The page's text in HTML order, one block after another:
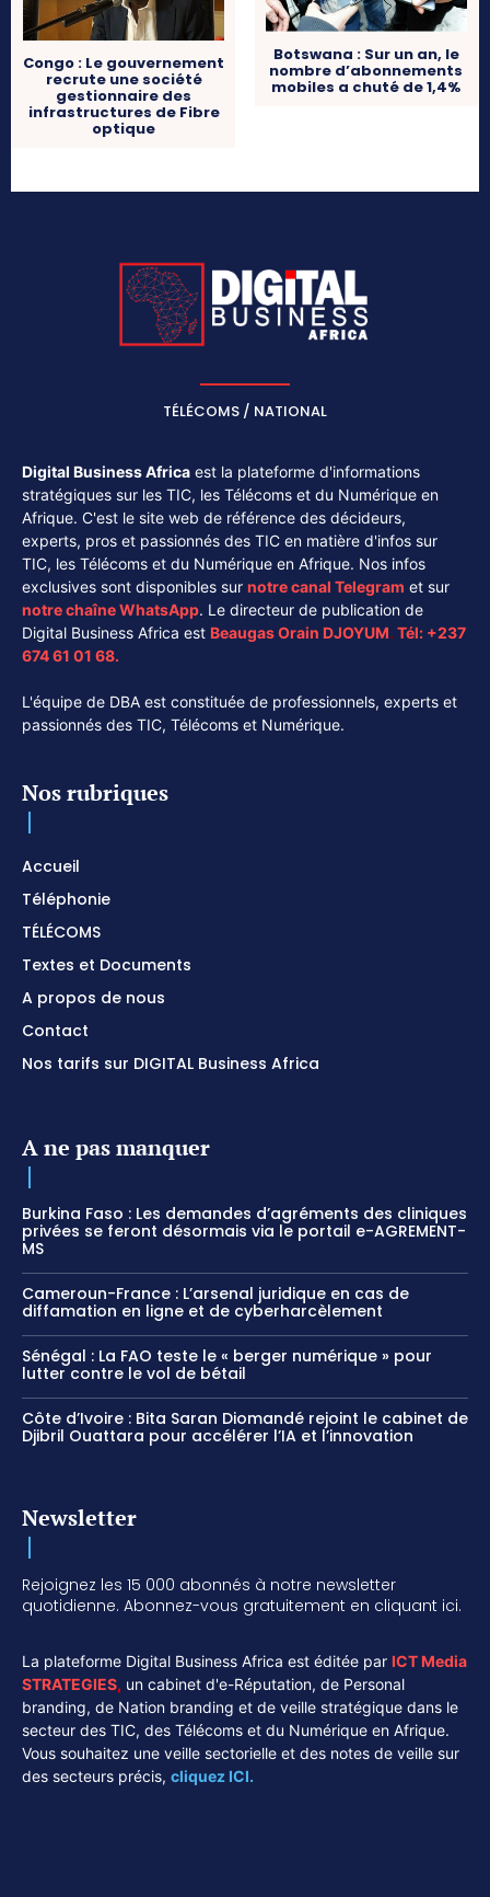
Congo : Le gouvernement
recrute une société
gestionnaire des
infrastructures de Fibre
optique
Botswana : Sur un an, le
nombre d’abonnements
mobiles a chuté de 1,4%
TÉLÉCOMS / NATIONAL
Digital Business Africa est la plateforme d'informations
stratégiques sur les TIC, les Télécoms et du Numérique en
Afrique. C'est le site web de référence des décideurs,
experts, pros et passionnés des TIC en matière d'infos sur
TIC, les Télécoms et du Numérique en Afrique. Nos infos
exclusives sont disponibles sur notre canal Telegram et sur
notre chaîneWhatsApp. Le directeur de publication de
Digital Business Africa est Beaugas Orain DJOYUM. Tél: +237
674 61 01 68.
L'équipe de DBA est constituée de professionnels, experts et
passionnés des TIC, Télécoms et Numérique.
Nos rubriques
Accueil
Téléphonie
TÉLÉCOMS
Textes et Documents
A propos de nous
Contact
Nos tarifs sur DIGITAL Business Africa
A ne pas manquer
Burkina Faso : Les demandes d’agréments des cliniques
privées se feront désormais via le portail e-AGREMENT-
MS
Cameroun-France : L’arsenal juridique en cas de
diffamation en ligne et de cyberharcèlement
Sénégal : La FAO teste le « berger numérique » pour
lutter contre le vol de bétail
Côte d’Ivoire : Bita Saran Diomandé rejoint le cabinet de
Djibril Ouattara pour accélérer l’IA et l’innovation
Newsletter
Rejoignez les 15 000 abonnés à notre newsletter
quotidienne. Abonnez-vous gratuitement en cliquant ici.
La plateforme Digital Business Africa est éditée par ICT Media
STRATEGIES, un cabinet d'e-Réputation, de Personal
branding, de Nation branding et de veille stratégique dans le
secteur des TIC, des Télécoms et du Numérique en Afrique.
Vous souhaitez une veille sectorielle et des notes de veille sur
des secteurs précis, cliquez ICI.